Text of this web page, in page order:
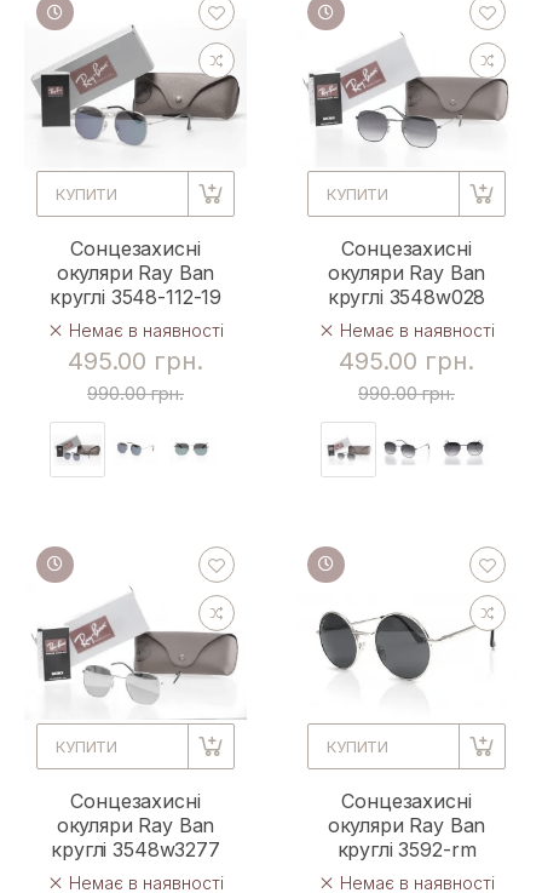
КУПИТИ
Сонцезахисні
окуляри Ray Ban
круглі 3548-112-19
Немає в наявності
495.00 грн.
990.00 грн.
КУПИТИ
Сонцезахисні
окуляри Ray Ban
круглі 3548w028
Немає в наявності
495.00 грн.
990.00 грн.
КУПИТИ
Сонцезахисні
окуляри Ray Ban
круглі 3548w3277
Немає в наявності
КУПИТИ
Сонцезахисні
окуляри Ray Ban
круглі 3592-rm
Немає в наявності